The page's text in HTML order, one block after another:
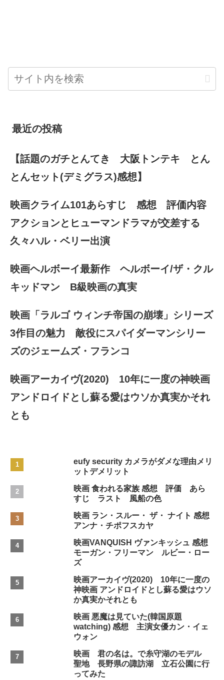
最近の投稿
【話題のガチとんてき 大阪トンテキ とん
とんセット(デミグラス)感想】
映画クライム101あらすじ 感想 評価内容
アクションとヒューマンドラマが交差する
久々ハル・ベリー出演
映画ヘルボーイ最新作 ヘルボーイ/ザ・クル
キッドマン B級映画の真実
映画「ラルゴ ウィンチ帝国の崩壊」シリーズ
3作目の魅力 敵役にスパイダーマンシリー
ズのジェームズ・フランコ
映画アーカイヴ(2020) 10年に一度の神映画
アンドロイドとし蘇る愛はウソか真実かそれ
とも
eufy security カメラがダメな理由メリ
ットデメリット
映画 食われる家族 感想 評価 あら
すじ ラスト 風船の色
映画 ラン・スルー・ ザ・ ナイト 感想
アンナ・チポフスカヤ
映画VANQUISH ヴァンキッシュ 感想
モーガン・フリーマン ルビー・ロー
ズ
映画アーカイヴ(2020) 10年に一度の
神映画 アンドロイドとし蘇る愛はウソ
か真実かそれとも
映画 悪魔は見ていた(韓国原題
watching) 感想 主演女優カン・イェ
ウォン
映画 君の名は。で糸守湖のモデル
聖地 長野県の諏訪湖 立石公園に行
ってみた